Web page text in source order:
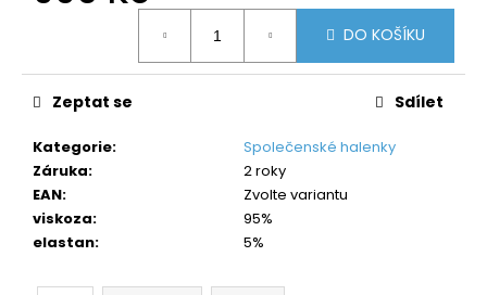
DO KOŠÍKU
Kategorie:
Společenské halenky
Záruka:
2 roky
EAN:
Zvolte variantu
viskoza:
95%
elastan: 5%
Zeptat se Sdílet